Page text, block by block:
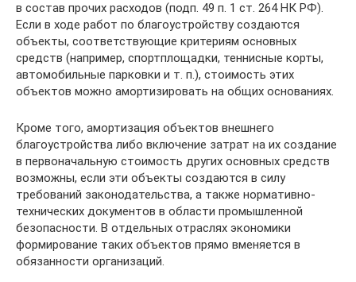
в состав прочих расходов (подп. 49 п. 1 ст. 264 НК РФ).
Если в ходе работ по благоустройству создаются
объекты, соответствующие критериям основных
средств (например, спортплощадки, теннисные корты,
автомобильные парковки и т. п.), стоимость этих
объектов можно амортизировать на общих основаниях.
Кроме того, амортизация объектов внешнего
благоустройства либо включение затрат на их создание
в первоначальную стоимость других основных средств
возможны, если эти объекты создаются в силу
требований законодательства, а также нормативно-
технических документов в области промышленной
безопасности. В отдельных отраслях экономики
формирование таких объектов прямо вменяется в
обязанности организаций.